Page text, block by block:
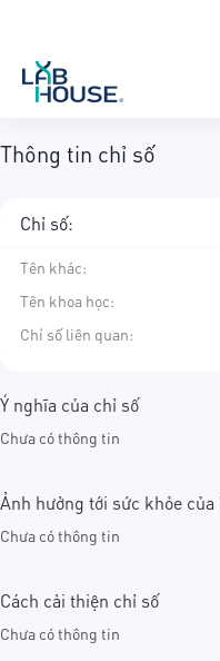
Thông tin chỉ số
Chỉ số:
Tên khác:
Tên khoa học:
Chỉ số liên quan:
Ý nghĩa của chỉ số
Chưa có thông tin
Ảnh hưởng tới sức khỏe
Chưa có thông tin
Cách cải thiện chỉ số
Chưa có thông tin